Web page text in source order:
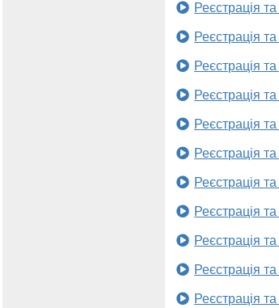
Реєстрація
Реєстрація
Реєстрація
Реєстрація
Реєстрація
Реєстрація
Реєстрація
Реєстрація
Реєстрація
Реєстрація
Реєстрація